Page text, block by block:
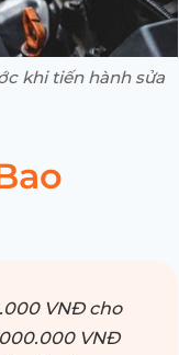
khi tiến hành sửa
VNĐ cho
VNĐ